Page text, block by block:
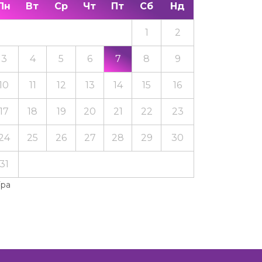
Вт Ср Чт Пт Сб Нд
1 2
3 4 5 6 7 8 9
11 12 13 14 15 16
18 19 20 21 22 23
25 26 27 28 29 30